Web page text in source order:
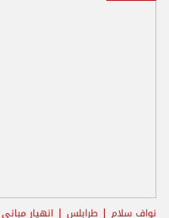
نواف سلام طرابلس انهيار مباني